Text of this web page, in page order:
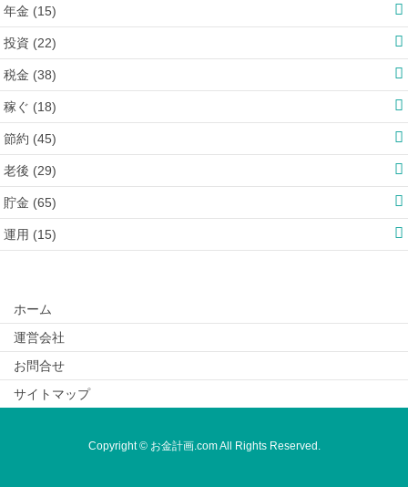
年金 (15)
投資 (22)
税金 (38)
稼ぐ (18)
節約 (45)
老後 (29)
貯金 (65)
運用 (15)
ホーム
運営会社
お問合せ
サイトマップ
Copyright © お金計画.com All Rights Reserved.